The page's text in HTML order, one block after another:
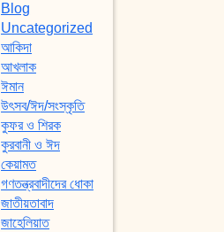
Blog
Uncategorized
আকিদা
আখলাক
ঈমান
উৎসব/ঈদ/সংস্কৃতি
কুফর ও শিরক
কুরবানী ও ঈদ
কেয়ামত
গণতন্ত্রবাদীদের ধোকা
জাতীয়তাবাদ
জাহেলিয়াত